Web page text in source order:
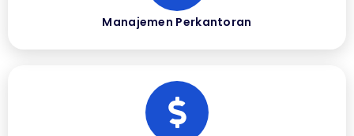
Manajemen Perkantoran